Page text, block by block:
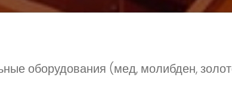
оборудования (мед, молибден,